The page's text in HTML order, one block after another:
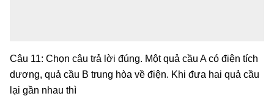
Câu 11: Chọn câu trả lời đúng. Một quả cầu A có điện tích
dương, quả cầu B trung hòa về điện. Khi đưa hai quả cầu
lại gần nhau thì